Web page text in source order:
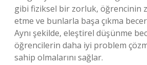
gibi fiziksel bir zorluk, öğrencinin
etme ve bunlarla başa çıkma
Aynı şekilde, eleştirel düşünme
öğrencilerin daha iyi problem
sahip olmalarını sağlar.